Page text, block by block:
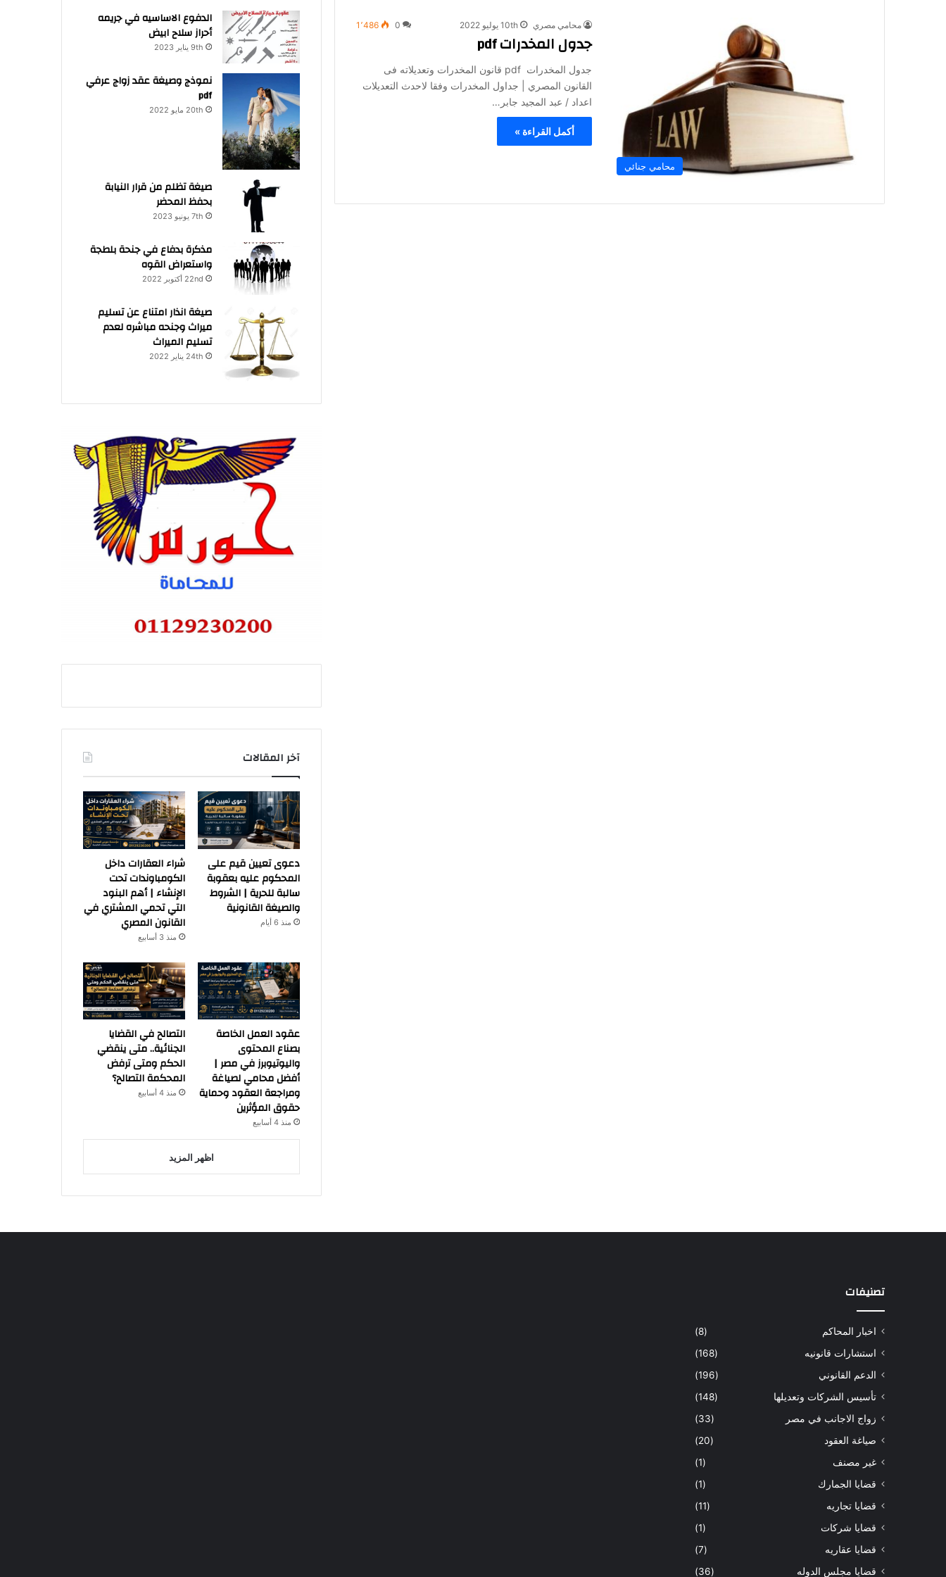
محامي جنائي
محامي مصري 10th يوليو 2022 0 1٬486
جدول المخدرات pdf
جدول المخدرات pdf قانون المخدرات وتعديلاته فى
القانون المصري | جداول المخدرات وفقا لاحدث التعديلات
اعداد / عبد المجيد جابر…
أكمل القراءة »
الدفوع الاساسيه في جريمه
أحراز سلاح ابيض
9th يناير 2023
نموذج وصيغة عقد زواج عرفي
pdf
20th مايو 2022
صيغة تظلم من قرار النيابة
بحفظ المحضر
7th يونيو 2023
مذكرة بدفاع في جنحة بلطجة
واستعراض القوه
22nd أكتوبر 2022
صيغة انذار امتناع عن تسليم
ميراث وجنحه مباشره لعدم
تسليم الميراث
24th يناير 2022
آخر المقالات
دعوى تعيين قيم على
المحكوم عليه بعقوبة
سالبة للحرية | الشروط
والصيغة القانونية
منذ 6 أيام
شراء العقارات داخل
الكومباوندات تحت
الإنشاء | أهم البنود
التي تحمي المشتري في
القانون المصري
منذ 3 أسابيع
عقود العمل الخاصة
بصناع المحتوى
واليوتيوبرز في مصر |
أفضل محامي لصياغة
ومراجعة العقود وحماية
حقوق المؤثرين
منذ 4 أسابيع
التصالح في القضايا
الجنائية.. متى ينقضي
الحكم ومتى ترفض
المحكمة التصالح؟
منذ 4 أسابيع
اظهر المزيد
تصنيفات
اخبار المحاكم
(8)
استشارات قانونيه
(168)
الدعم القانوني
(196)
تأسيس الشركات وتعديلها
(148)
زواج الاجانب في مصر
(33)
صياغة العقود
(20)
غير مصنف
(1)
قضايا الجمارك
(1)
قضايا تجاريه
(11)
قضايا شركات
(1)
قضايا عقاريه
(7)
قضايا مجلس الدوله
(36)